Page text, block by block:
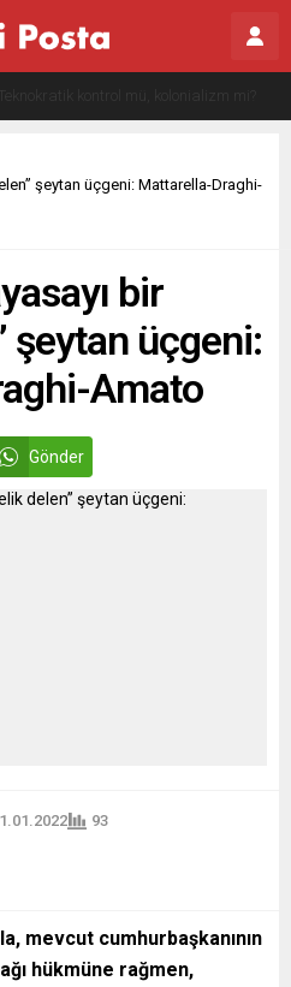
şeytan üçgeni: Mattarella-Draghi-
bir
şeytan üçgeni:
Amato
Gönder
93
mevcut cumhurbaşkanının
hükmüne rağmen,